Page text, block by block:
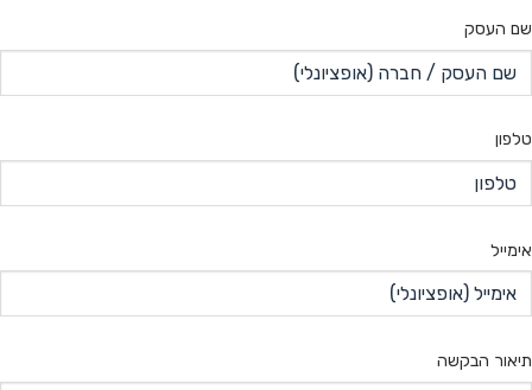
שם העסק
טלפון
אימייל
תיאור הבקשה